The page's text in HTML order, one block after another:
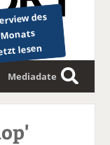
des
Monats
lesen
Mediadaten
S
u